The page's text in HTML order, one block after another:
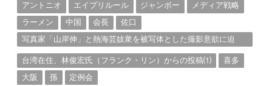
アントニオ
エイプリルール ジャンボー
メディア戦略
ラーメン
中国 会長
佐口
写真家「山岸伸」と熱海芸妓衆を被写体とした撮影意欲に迫
台湾在住、林俊宏氏（フランク・リン）からの投稿⑴
喜多
大阪
孫
定例会